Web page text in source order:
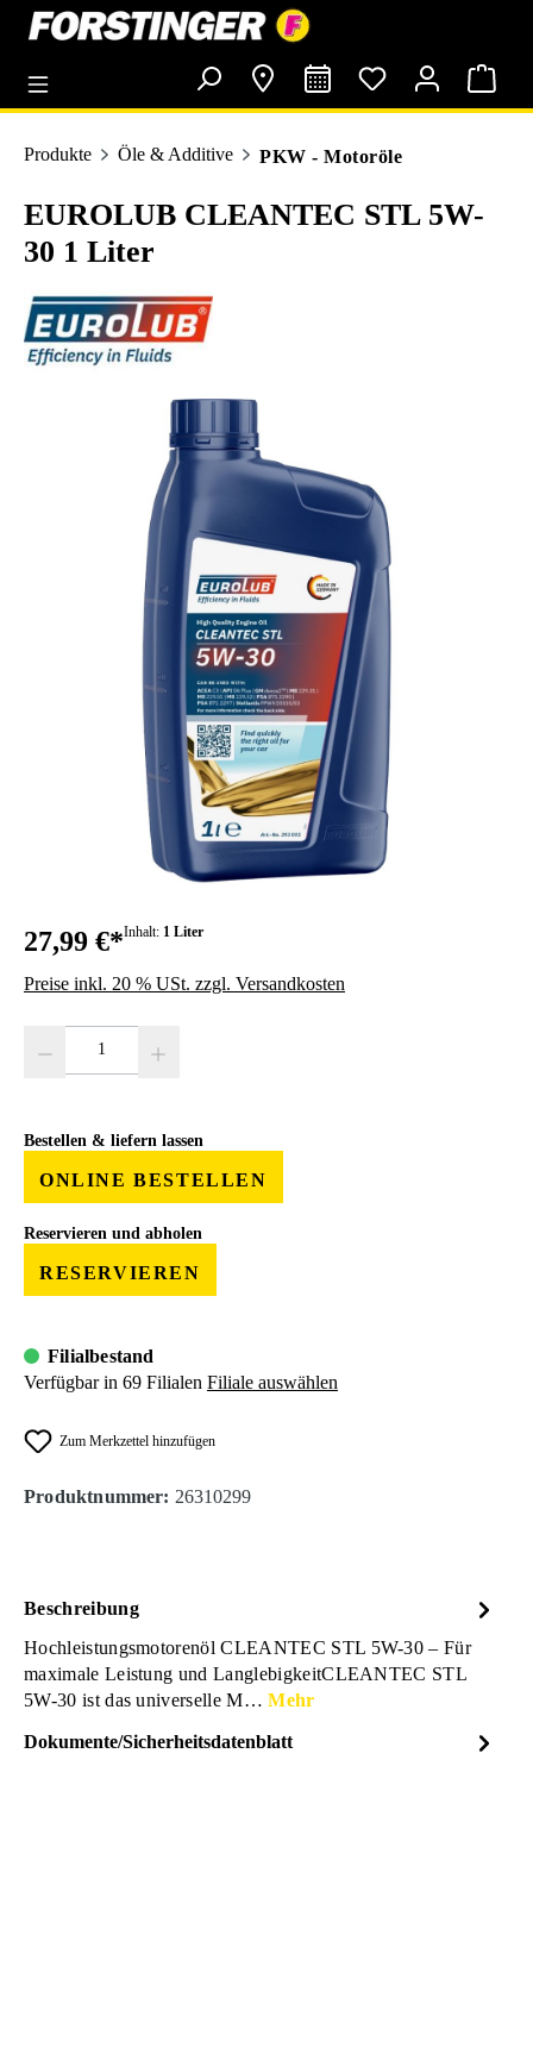
springen
Produkte Öle & Additive PKW - Motoröle
EUROLUB CLEANTEC STL 5W-
30 1 Liter
Bildergalerie überspringen
27,99 €*Inhalt: 1 Liter
Preise inkl. 20 % USt. zzgl. Versandkosten
Bestellen & liefern lassen
ONLINE BESTELLEN
Reservieren und abholen
RESERVIEREN
Filialbestand
Verfügbar in 69 Filialen Filiale auswählen
Zum Merkzettel hinzufügen
Produktnummer: 26310299
Beschreibung
Hochleistungsmotorenöl CLEANTEC STL 5W-30 – Für
maximale Leistung und LanglebigkeitCLEANTEC STL
5W-30 ist das universelle M…Mehr
Dokumente/Sicherheitsdatenblatt